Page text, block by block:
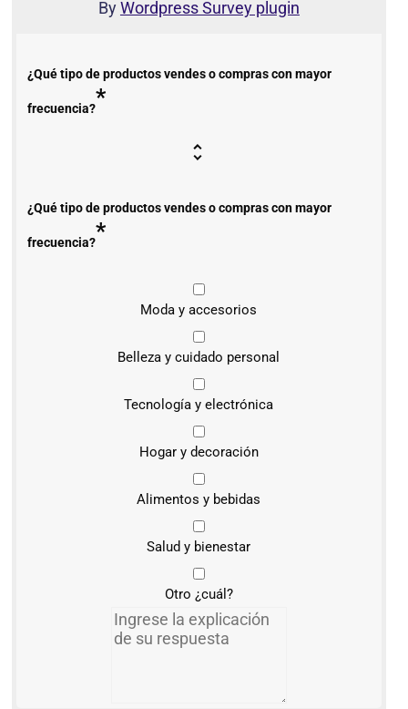
ByWordpress Survey plugin
¿Qué tipo de productos vendes o compras con mayor
frecuencia?*
¿Qué tipo de productos vendes o compras con mayor
frecuencia?*
Moda y accesorios
Belleza y cuidado personal
Tecnología y electrónica
Hogar y decoración
Alimentos y bebidas
Salud y bienestar
Otro ¿cuál?